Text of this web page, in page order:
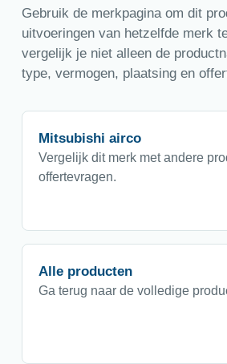
Gebruik de merkpagina om dit
uitvoeringen van hetzelfde merk
vergelijk je niet alleen de
type, vermogen, plaatsing en
Mitsubishi airco
Vergelijk dit merk met andere
offertevragen.
Alle producten
Ga terug naar de volledige